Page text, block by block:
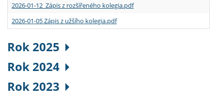
2026-01-12 Zápis z rozšířeného kolegia.pdf
2026-01-05 Zápis z užšího kolegia.pdf
Rok 2025
Rok 2024
Rok 2023